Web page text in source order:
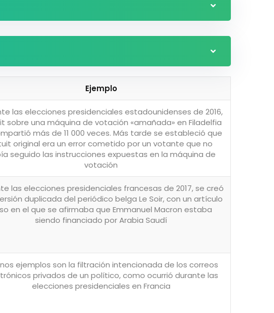
Ejemplo
las elecciones presidenciales estadounidenses de 2016,
sobre una máquina de votación «amañada» en Filadelfia
más de 11 000 veces. Más tarde se estableció que
original era un error cometido por un votante que no
seguido las instrucciones expuestas en la máquina de
votación
las elecciones presidenciales francesas de 2017, se creó
duplicada del periódico belga Le Soir, con un artículo
en el que se afirmaba que Emmanuel Macron estaba
siendo financiado por Arabia Saudí
ejemplos son la filtración intencionada de los correos
privados de un político, como ocurrió durante las
elecciones presidenciales en Francia